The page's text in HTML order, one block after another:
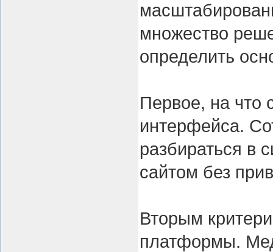
множество
определить
Первое, на что
интерфейса.
разбираться в
сайтом без
Вторым
платформы.